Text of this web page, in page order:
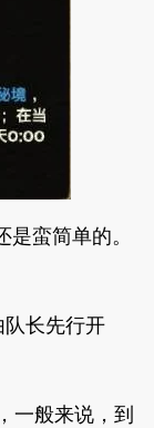
蛮简单的。
队长先行开
一般来说，到